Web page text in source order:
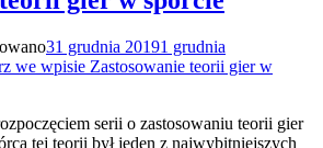
31 grudnia 20191 grudnia
we wpisie Zastosowanie teorii gier w
serii o zastosowaniu teorii gier
tej teorii był jeden z najwybitniejszych